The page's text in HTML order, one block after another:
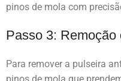
pinos de mola com
Passo 3:
Para remover a pulseira
pinos de mola que